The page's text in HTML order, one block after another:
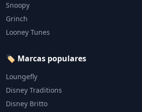
Snoopy
Grinch
Looney Tunes
🏷️ Marcas populares
Loungefly
Disney Traditions
Disney Britto